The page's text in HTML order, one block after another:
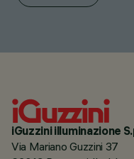
iGuzzini illuminazione
Via Mariano Guzzini 37